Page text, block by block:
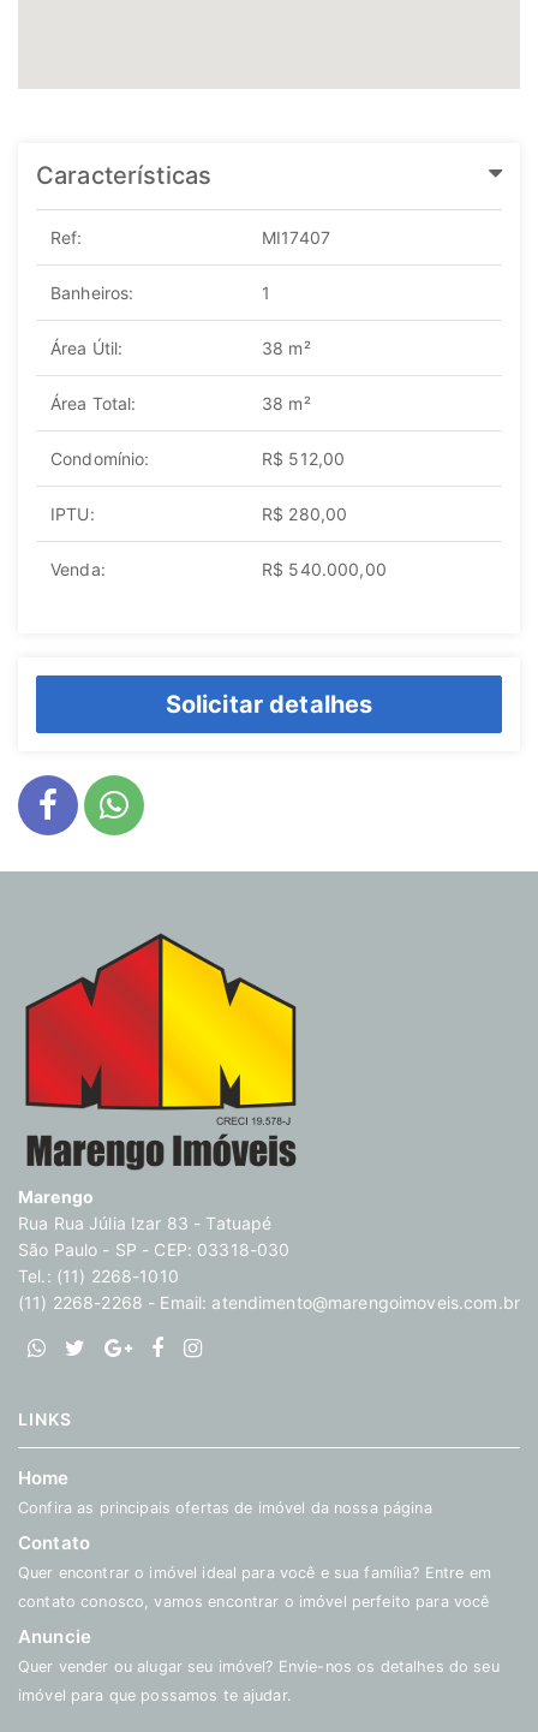
Características
Ref: MI17407
Banheiros: 1
Área Útil: 38 m²
Área Total: 38 m²
Condomínio: R$ 512,00
IPTU: R$ 280,00
Venda: R$ 540.000,00
Solicitar detalhes
Marengo
Rua Rua Júlia Izar 83 - Tatuapé
São Paulo - SP - CEP: 03318-030
Tel.: (11) 2268-1010
(11) 2268-2268 - Email: atendimento@marengoimoveis.com.br
LINKS
Home
Confira as principais ofertas de imóvel da nossa página
Contato
Quer encontrar o imóvel ideal para você e sua família? Entre em
contato conosco, vamos encontrar o imóvel perfeito para você
Anuncie
Quer vender ou alugar seu imóvel? Envie-nos os detalhes do seu
imóvel para que possamos te ajudar.